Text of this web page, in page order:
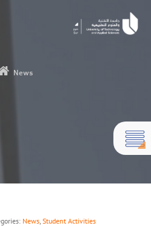
News
News Student Activities